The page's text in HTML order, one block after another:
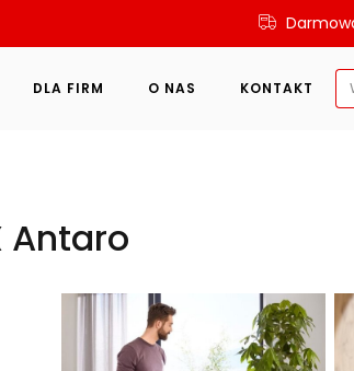
DLA FIRM O NAS KONTAKT
Antaro